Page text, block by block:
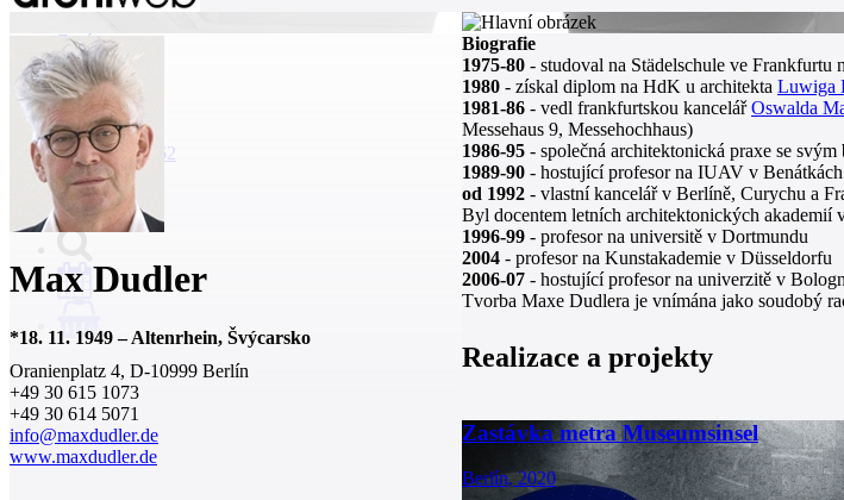
Zprávy
Architekti
Stavby
Katalog
E-shop
Burza práce162
en
0
Max Dudler
*18. 11. 1949–Altenrhein, Švýcarsko
Oranienplatz 4, D-10999 Berlín
+49 30 615 1073
+49 30 614 5071
info@maxdudler.de
www.maxdudler.de
Biografie
1975-80 - studoval na Städelschule ve
1980 - získal diplom na HdK u architekta Luwiga
1981-86 - vedl frankfurtskou kancelářOswalda
Messehaus 9, Messehochhaus)
1986-95 - společná architektonická praxe se
1989-90 - hostující profesor na IUAV v Benátkách
od 1992 - vlastní kancelář v Berlíně, Curychu a
Byl docentem letních architektonických
1996-99 - profesor na universitě v Dortmundu
2004 - profesor na Kunstakademie v Düsseldorfu
2006-07 - hostující profesor na univerzitě v
Tvorba Maxe Dudlera je vnímána jako soudobý
Realizace a projekty
Zastávka metra Museumsinsel
Berlín, 2020